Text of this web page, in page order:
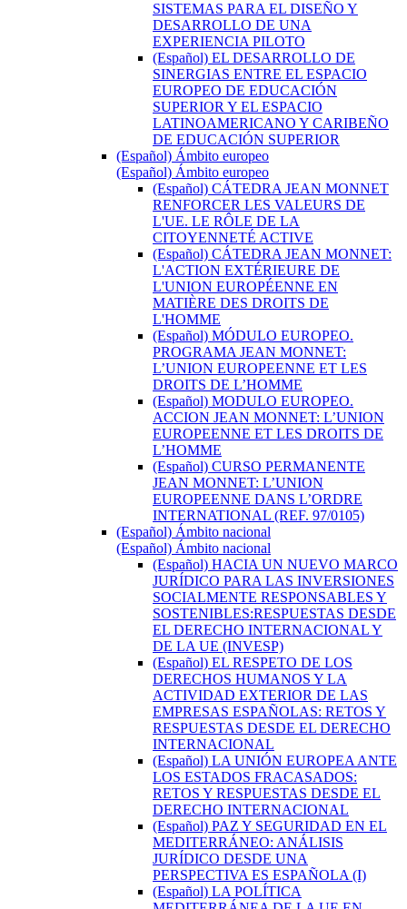
SISTEMAS PARA EL DISEÑO Y
DESARROLLO DE UNA
EXPERIENCIA PILOTO
(Español) EL DESARROLLO DE
SINERGIAS ENTRE EL ESPACIO
EUROPEO DE EDUCACIÓN
SUPERIOR Y EL ESPACIO
LATINOAMERICANO Y CARIBEÑO
DE EDUCACIÓN SUPERIOR
(Español) Ámbito europeo
(Español) Ámbito europeo
(Español) CÁTEDRA JEAN MONNET
RENFORCER LES VALEURS DE
L'UE. LE RÔLE DE LA
CITOYENNETÉ ACTIVE
(Español) CÁTEDRA JEAN MONNET:
L'ACTION EXTÉRIEURE DE
L'UNION EUROPÉENNE EN
MATIÈRE DES DROITS DE
L'HOMME
(Español) MÓDULO EUROPEO.
PROGRAMA JEAN MONNET:
L’UNION EUROPEENNE ET LES
DROITS DE L’HOMME
(Español) MODULO EUROPEO.
ACCION JEAN MONNET: L’UNION
EUROPEENNE ET LES DROITS DE
L’HOMME
(Español) CURSO PERMANENTE
JEAN MONNET: L’UNION
EUROPEENNE DANS L’ORDRE
INTERNATIONAL (REF. 97/0105)
(Español) Ámbito nacional
(Español) Ámbito nacional
(Español) HACIA UN NUEVO MARCO
JURÍDICO PARA LAS INVERSIONES
SOCIALMENTE RESPONSABLES Y
SOSTENIBLES:RESPUESTAS DESDE
EL DERECHO INTERNACIONAL Y
DE LA UE (INVESP)
(Español) EL RESPETO DE LOS
DERECHOS HUMANOS Y LA
ACTIVIDAD EXTERIOR DE LAS
EMPRESAS ESPAÑOLAS: RETOS Y
RESPUESTAS DESDE EL DERECHO
INTERNACIONAL
(Español) LA UNIÓN EUROPEA ANTE
LOS ESTADOS FRACASADOS:
RETOS Y RESPUESTAS DESDE EL
DERECHO INTERNACIONAL
(Español) PAZ Y SEGURIDAD EN EL
MEDITERRÁNEO: ANÁLISIS
JURÍDICO DESDE UNA
PERSPECTIVA ES ESPAÑOLA (I)
(Español) LA POLÍTICA